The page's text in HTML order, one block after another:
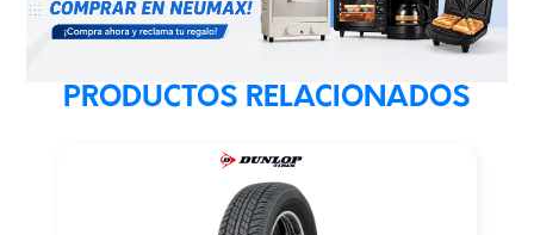
PRODUCTOS RELACIONADOS